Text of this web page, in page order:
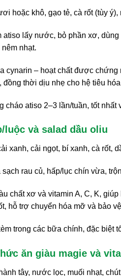
hoặc khô, gạo tẻ, cà rốt (tùy
atiso lấy nước, bỏ phần xơ,
nhạt.
cynarin – hoạt chất được
đồng thời dịu nhẹ cho hệ tiêu
cháo atiso 2–3 lần/tuần, tốt nhất
luộc và salad dầu oliu
xanh, cải ngọt, bí xanh, cà rốt,
sạch rau củ, hấp/lục chín vừa,
chất xơ và vitamin A, C, K,
hỗ trợ chuyển hóa mỡ và bảo
trong các bữa chính, đặc biệt
ăn giàu magie và
tây, nước lọc, muối nhạt,